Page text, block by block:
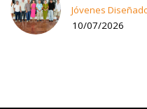
Jóvenes
10/07/2026